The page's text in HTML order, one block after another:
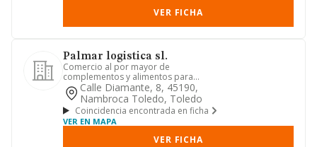
VER FICHA
Palmar logistica sl.
Comercio al por mayor de
complementos y alimentos para
mascotas.
Calle Diamante, 8, 45190,
Nambroca Toledo, Toledo
Coincidencia encontrada en ficha
VER EN MAPA
VER FICHA